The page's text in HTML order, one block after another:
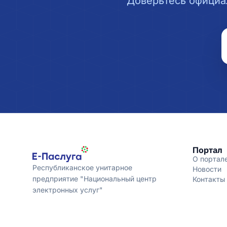
Республиканское унитарное
предприятие "Национальный центр
электронных услуг"
Портал
О
Новости
Контакты